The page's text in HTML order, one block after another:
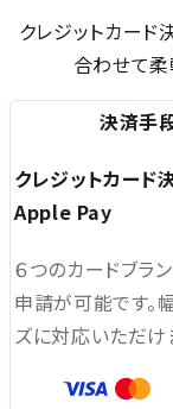
クレジットカー
合わせて柔
決済手
クレジットカード
Apple Pay
６つのカードブラ
申請が可能です。
ズに対応いただけ